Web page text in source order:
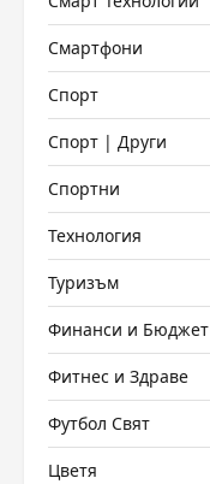
Смартфони
Спорт
Спорт | Други
Спортни
Технология
Туризъм
Финанси и Бюджет
Фитнес и Здраве
Футбол Свят
Цветя